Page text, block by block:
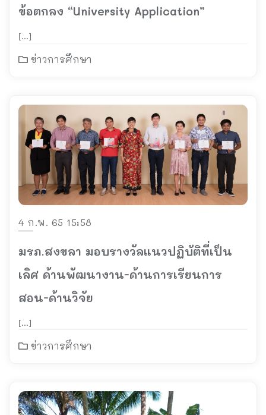
ข้อตกลง “University Application”
[…]
ข่าวการศึกษา
4 ก.พ. 65 15:58
มรภ.สงขลา มอบรางวัลแนวปฏิบัติที่เป็น
เลิศ ด้านพัฒนางาน-ด้านการเรียนการ
สอน-ด้านวิจัย
[…]
ข่าวการศึกษา